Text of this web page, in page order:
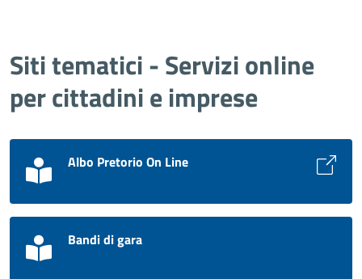
Siti tematici - Servizi online
per cittadini e imprese
Albo Pretorio On Line
Bandi di gara